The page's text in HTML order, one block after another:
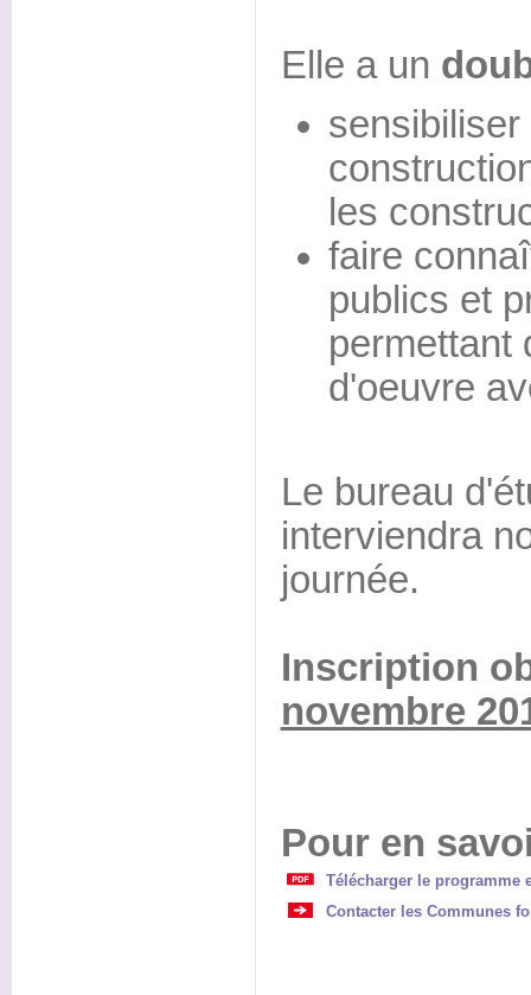
Elle a un
les
faire
publics et
permettant
d'oeuvre
Le bureau
interviendra
journée.
Inscription
novembre
Pour en
Télécharger le
Contacter les Communes